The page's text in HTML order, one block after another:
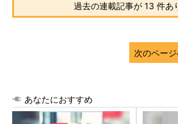
過去の連載記事が 13 件あ
次のペー
あなたにおすすめ